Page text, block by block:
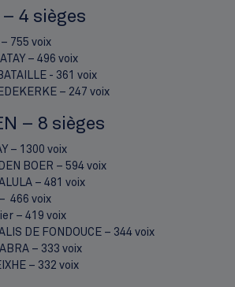
4 sièges
755 voix
– 496 voix
- 361 voix
– 247 voix
– 8 sièges
– 1300 voix
BOER – 594 voix
– 481 voix
466 voix
– 419 voix
DE FONDOUCE – 344 voix
– 333 voix
– 332 voix